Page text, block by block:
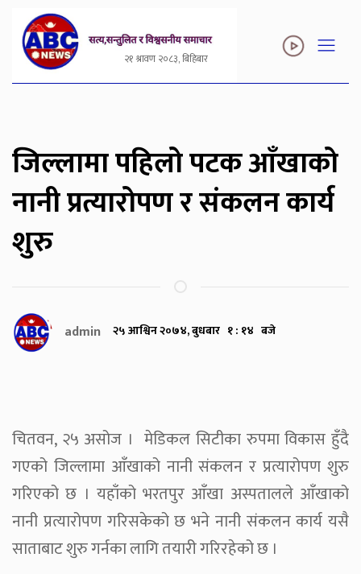
२१ श्रावण २०८३, बिहिबार
जिल्लामा पहिलो पटक आँखाको
नानी प्रत्यारोपण र संकलन कार्य
शुरु
admin २५ आश्विन २०७४, बुधबार १ : १४ बजे
चितवन, २५ असोज । मेडिकल सिटीका रुपमा विकास हुँदै
गएको जिल्लामा आँखाको नानी संकलन र प्रत्यारोपण शुरु
गरिएको छ । यहाँको भरतपुर आँखा अस्पतालले आँखाको
नानी प्रत्यारोपण गरिसकेको छ भने नानी संकलन कार्य यसै
साताबाट शुरु गर्नका लागि तयारी गरिरहेको छ ।